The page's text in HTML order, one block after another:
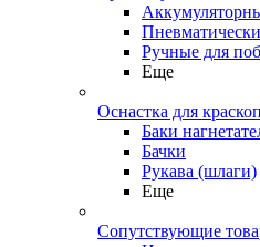
Ручные для
Еще
Оснастка для
Баки
Бачки
Рукава (шлаги)
Еще
Сопутствующие